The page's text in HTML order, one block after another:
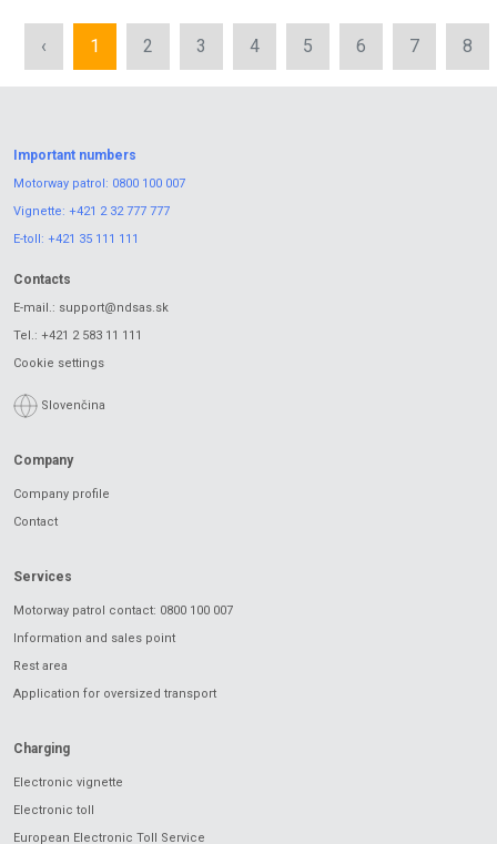
‹ 1 2 3 4 5 6 7 8
Important numbers
Motorway patrol: 0800 100 007
Vignette: +421 2 32 777 777
E-toll: +421 35 111 111
Contacts
E-mail.: support@ndsas.sk
Tel.: +421 2 583 11 111
Cookie settings
Slovenčina
Company
Company profile
Contact
Services
Motorway patrol contact: 0800 100 007
Information and sales point
Rest area
Application for oversized transport
Charging
Electronic vignette
Electronic toll
European Electronic Toll Service